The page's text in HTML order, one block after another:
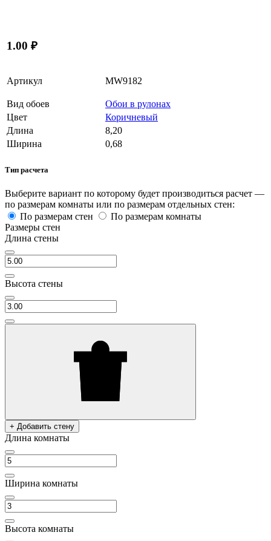
1.00 ₽
Артикул MW9182
Вид обоев
Обои в рулонах
Цвет
Коричневый
Длина
8,20
Ширина
0,68
Тип расчета
Выберите вариант по которому будет производиться расчет —
по размерам комнаты или по размерам отдельных стен:
По размерам стен
По размерам комнаты
Размеры стен
Длина стены
Высота стены
+ Добавить стену
Длина комнаты
Ширина комнаты
Высота комнаты